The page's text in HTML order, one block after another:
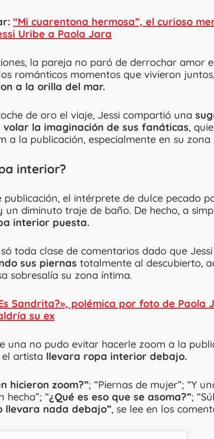
“Mi cuarentona hermosa”, el curioso
Uribe a Paola Jara
la pareja no paró de derrochar amor
románticos momentos que vivieron
a la orilla del mar.
de oro el viaje, Jessi compartió una
volar la imaginación de sus fanáticas,
a la publicación, especialmente en su zona
interior?
publicación, el intérprete de dulce pecado
un diminuto traje de baño. De hecho, a
interior puesta.
toda clase de comentarios dado que
sus piernas totalmente al descubierto,
sobresalía su zona íntima.
Sandrita?», polémica por foto de Paola
su ex
una no pudo evitar hacerle zoom a la
artista llevara ropa interior debajo.
hicieron zoom?”; “Piernas de mujer”; “Y
hecha”; “¿Qué es eso que se asoma?”;
llevara nada debajo”, se lee en los